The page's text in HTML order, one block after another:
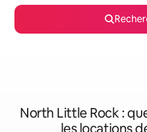
North Little Rock :